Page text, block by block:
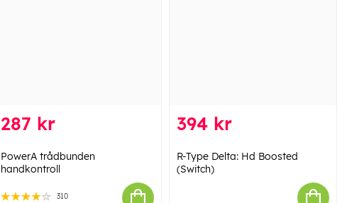
287 kr
PowerA trådbunden
handkontroll
310
394 kr
R-Type Delta: Hd Boosted
(Switch)